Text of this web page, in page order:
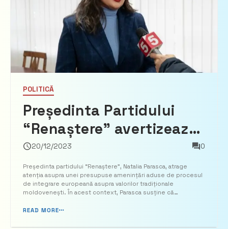
POLITICĂ
Președinta Partidului
“Renaștere” avertizează
asupra amenințării
valorilor tradiționale în
contextul integrării
europene: “Nu ne
20/12/2023 0
Președinta partidului “Renaștere”, Natalia Parasca, atrage
atenția asupra unei presupuse amenințări aduse de procesul
de integrare europeană asupra valorilor tradiționale
moldovenești. În acest context, Parasca susține că
Moldovei, argumentând că recent preoților catol...
READ MORE